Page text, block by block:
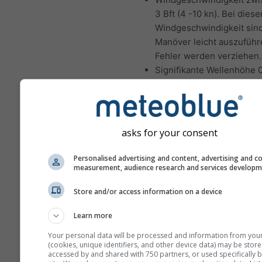
3 Bft (4 -10 kn). Bei
Windgeschwindigkeit
Manöver leicht
Fehler werden verziehen.
Signifikante Wellenhöhe
Ideale Segelbedingungen
Segler:
5 Bft (10-21 kn). Bei
Windgeschwindigkeit
die Manöver mehr Kraft
Schäden und
zwischen 1 und 2
unter bestimmten
asks for your consent
Personalised advertising and content, advertising and
measurement, audience research and services
Store and/or access information on a device
Learn more
Your personal data will be processed and information from
(cookies, unique identifiers, and other device data) may be
accessed by and shared with 750 partners, or used specifically